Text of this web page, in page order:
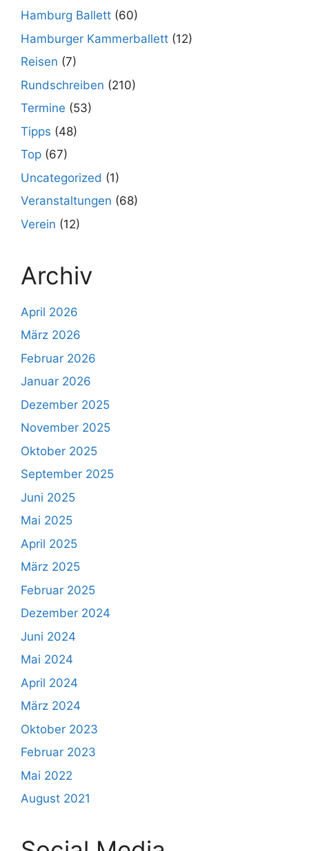
Hamburg Ballett (60)
Hamburger Kammerballett (12)
Reisen (7)
Rundschreiben (210)
Termine (53)
Tipps (48)
Top (67)
Uncategorized (1)
Veranstaltungen (68)
Verein (12)
Archiv
April 2026
März 2026
Februar 2026
Januar 2026
Dezember 2025
November 2025
Oktober 2025
September 2025
Juni 2025
Mai 2025
April 2025
März 2025
Februar 2025
Dezember 2024
Juni 2024
Mai 2024
April 2024
März 2024
Oktober 2023
Februar 2023
Mai 2022
August 2021